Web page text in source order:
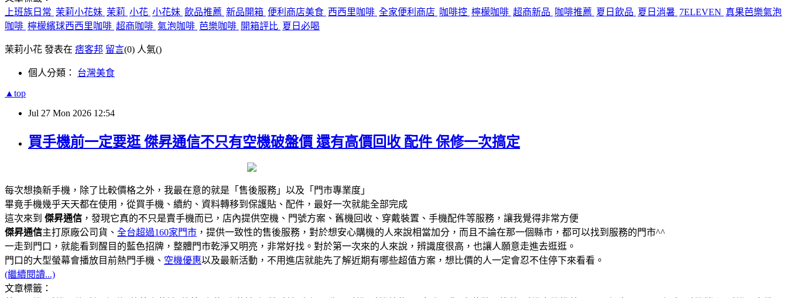
上班族日常 茉莉小花妹 茉莉 小花 小花妹 飲品推薦 新品開箱 便利商店美食 西西里咖啡 全家便利商店 咖啡控 檸檬咖啡 超商新品 咖啡推薦 夏日飲品 夏日消暑 7ELEVEN 真果芭樂氣泡
咖啡 檸檬繽球西西里咖啡 超商咖啡 氣泡咖啡 芭樂咖啡 開箱評比 夏日必喝
茉莉小花 發表在 痞客邦 留言(0) 人氣()
個人分類： 台灣美食
▲top
Jul 27 Mon 2026 12:54
買手機前一定要逛 傑昇通信不只有空機破盤價 還有高價回收 配件 保修一次搞定
每次想換新手機，除了比較價格之外，我最在意的就是「售後服務」以及「門市專業度」
畢竟手機幾乎天天都在使用，從買手機、續約、資料轉移到保護貼、配件，最好一次就能全部完成
這次來到 傑昇通信 ，發現它真的不只是賣手機而已，店內提供空機、門號方案、舊機回收、穿戴裝置、手機配件等服務，讓我覺得非常方便
傑昇通信主打原廠公司貨、 全台超過160家門市 ，提供一致性的售後服務，對於想安心購機的人來說相當加分，而且不論在那一個縣市，都可以找到服務的門市^^
一走到門口，就能看到醒目的藍色招牌，整體門市乾淨又明亮，非常好找。對於第一次來的人來說，辨識度很高，也讓人願意走進去逛逛。
門口的大型螢幕會播放目前熱門手機、 空機優惠以及最新活動，不用進店就能先了解近期有哪些超值方案，想比價的人一定會忍不住停下來看看。
(繼續閱讀...)
文章標籤：